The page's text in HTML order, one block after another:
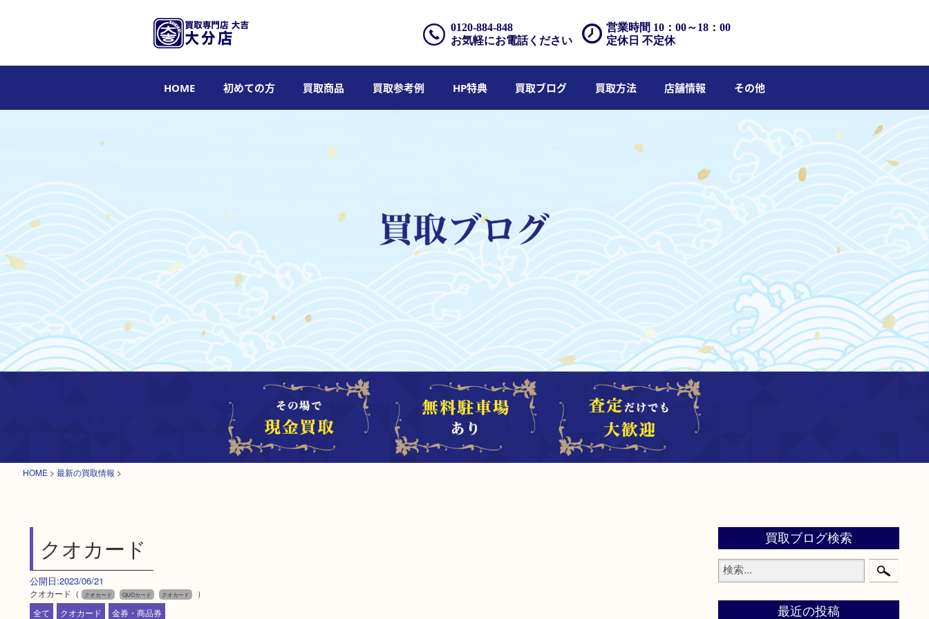
営業時間 10：00～18：00
定休日 不定休
0120-884-848
お気軽にお電話ください
HOME 初めての方 買取商品 買取参考例 HP特典 買取ブログ 買取方法 店舗情報 その他
HOME > 最新の買取情報 >
クオカード
公開日:2023/06/21
クオカード（ クオカード QUOカード クオカード
）
全て
クオカード 金券・商品券
買取ブログ検索
最近の投稿